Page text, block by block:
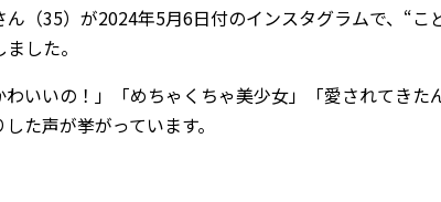
ん（35）が2024年5月6日付のインスタグラムで、“こ
した。
いいの！」「めちゃくちゃ美少女」「愛されてきた
た声が挙がっています。